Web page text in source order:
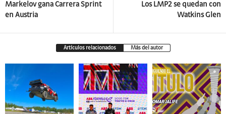
Markelov gana Carrera Sprint
en Austria
Los LMP2 se quedan con
Watkins Glen
Artículos relacionados Más del autor